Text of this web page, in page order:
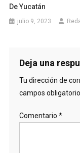
De Yucatán
julio 9, 2023
Deja una
Tu dirección de
campos
Comentario *